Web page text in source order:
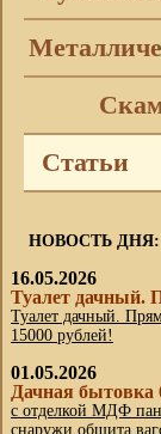
Статьи
НОВОСТЬ ДНЯ:
16.05.2026
Туалет дачный.
Туалет дачный.
15000 рублей!
01.05.2026
Дачная бытовка
с отделкой МДФ
снаружи обшита